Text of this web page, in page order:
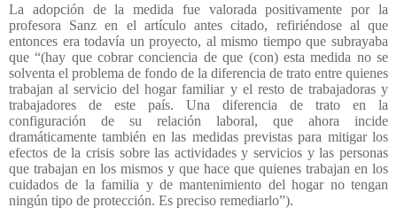
La adopción de la medida fue valorada positivamente por la
profesora Sanz en el artículo antes citado, refiriéndose al que
entonces era todavía un proyecto, al mismo tiempo que subrayaba
que “(hay que cobrar conciencia de que (con) esta medida no se
solventa el problema de fondo de la diferencia de trato entre quienes
trabajan al servicio del hogar familiar y el resto de trabajadoras y
trabajadores de este país. Una diferencia de trato en la
configuración de su relación laboral, que ahora incide
dramáticamente también en las medidas previstas para mitigar los
efectos de la crisis sobre las actividades y servicios y las personas
que trabajan en los mismos y que hace que quienes trabajan en los
cuidados de la familia y de mantenimiento del hogar no tengan
ningún tipo de protección. Es preciso remediarlo”).